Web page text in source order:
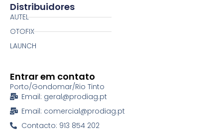
Distribuidores
AUTEL
OTOFIX
LAUNCH
Entrar em contato
Porto/Gondomar/Rio Tinto
Email: geral@prodiag.pt
Email: comercial@prodiag.pt
Contacto: 913 854 202